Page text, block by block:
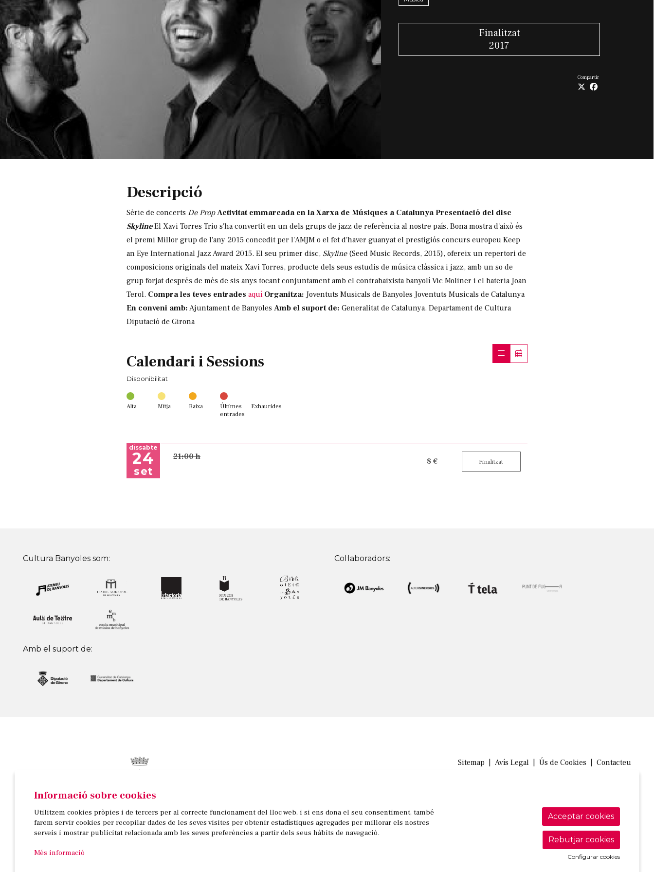
Finalitzat
2017
Compartir
Descripció
Sèrie de concerts De Prop Activitat emmarcada en la Xarxa de Músiques a Catalunya Presentació del disc
SkylineEl Xavi Torres Trio s'ha convertit en un dels grups de jazz de referència al nostre país. Bona mostra d'això és
el premi Millor grup de l'any 2015 concedit per l'AMJM o el fet d'haver guanyat el prestigiós concurs europeu Keep
an Eye International Jazz Award 2015. El seu primer disc, Skyline(Seed Music Records, 2015), ofereix un repertori de
composicions originals del mateix Xavi Torres, producte dels seus estudis de música clàssica i jazz, amb un so de
grup forjat després de més de sis anys tocant conjuntament amb el contrabaixista banyolí Vic Moliner i el bateria Joan
Terol. Compra les teves entrades aquí Organitza: Joventuts Musicals de Banyoles Joventuts Musicals de Catalunya
En conveni amb: Ajuntament de BanyolesAmb el suport de: Generalitat de Catalunya. Departament de Cultura
Diputació de Girona
Calendari i Sessions
Disponibilitat
Alta Mitja Baixa
Últimes
entrades
Exhaurides
dissabte
24
set
21:00 h 8 € Finalitzat
Cultura Banyoles som:
Amb el suport de:
Col·laboradors:
Passeig de la Indústria, 25, 3a planta | 17820 Banyoles
972 58 18 48 | 972 57 00 50
Sitemap Avís Legal Ús de Cookies Contacteu
Informació sobre cookies
Utilitzem cookies pròpies i de tercers per al correcte funcionament del lloc web, i si ens dona el seu consentiment, també
farem servir cookies per recopilar dades de les seves visites per obtenir estadístiques agregades per millorar els nostres
serveis i mostrar publicitat relacionada amb les seves preferències a partir dels seus hàbits de navegació.
Més informació
Acceptar cookies
Rebutjar cookies
Configurar cookies